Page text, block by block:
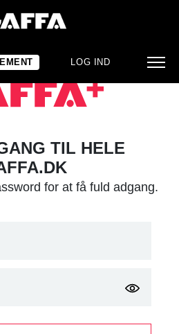
LOG IND
TIL HELE
for at få fuld adgang.